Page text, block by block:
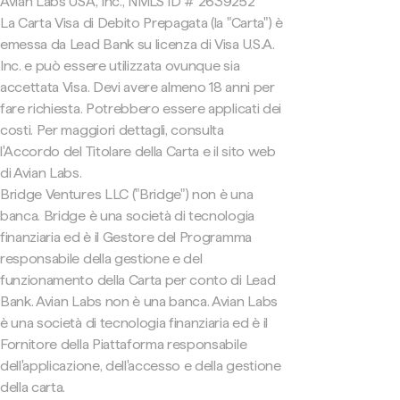
La Carta Visa di Debito Prepagata (la "Carta") è
emessa da Lead Bank su licenza di Visa U.S.A.
Inc. e può essere utilizzata ovunque sia
accettata Visa. Devi avere almeno 18 anni per
fare richiesta. Potrebbero essere applicati dei
costi. Per maggiori dettagli, consulta
l'Accordo del Titolare della Carta e il sito web
di Avian Labs.
Bridge Ventures LLC ("Bridge") non è una
banca. Bridge è una società di tecnologia
finanziaria ed è il Gestore del Programma
responsabile della gestione e del
funzionamento della Carta per conto di Lead
Bank. Avian Labs non è una banca. Avian Labs
è una società di tecnologia finanziaria ed è il
Fornitore della Piattaforma responsabile
dell'applicazione, dell'accesso e della gestione
della carta.